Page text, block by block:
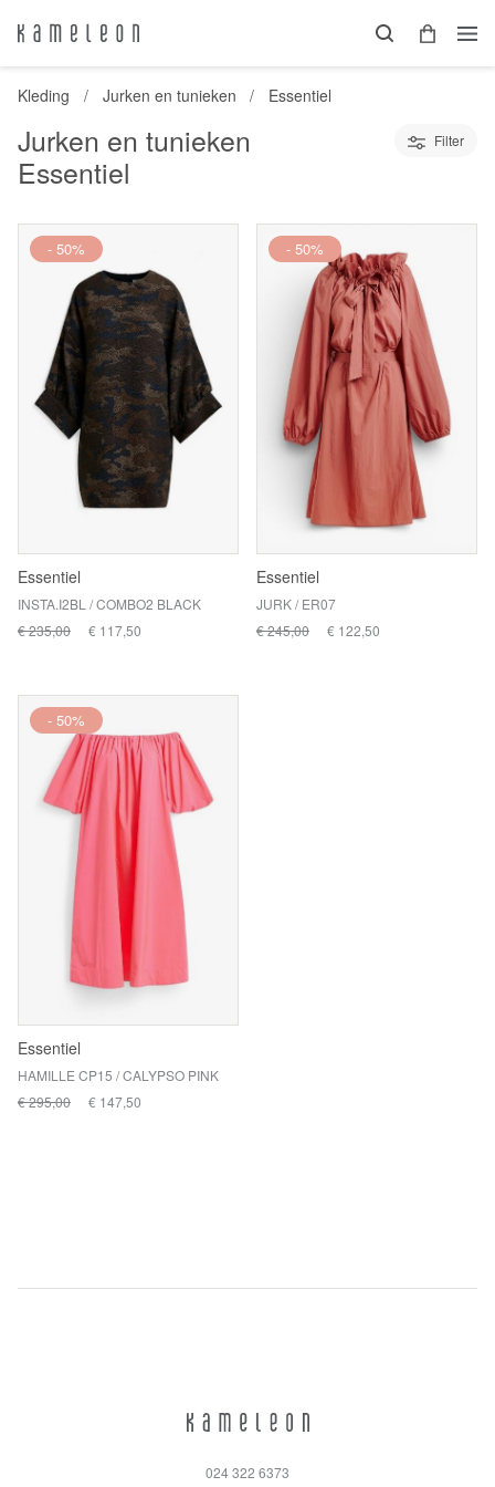
Kleding Jurken en tunieken Essentiel
Jurken en tunieken
Essentiel
Filter
- 50%
Essentiel
INSTA.I2BL / COMBO2 BLACK
€ 235,00
€ 117,50
- 50%
Essentiel
JURK / ER07
€ 245,00
€ 122,50
- 50%
Essentiel
HAMILLE CP15 / CALYPSO PINK
€ 295,00
€ 147,50
024 322 6373